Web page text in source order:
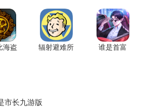
版
官方版
1.9.8 最新
版
海盗
辐射避难所
谁是首富
市长九游版